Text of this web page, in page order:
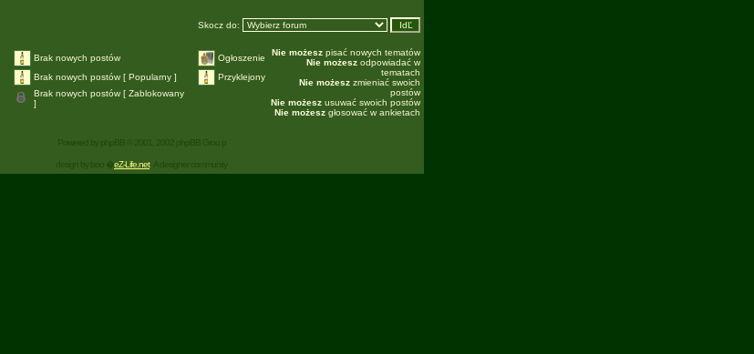
Skocz do:
Brak nowych postów
Ogłoszenie
Brak nowych postów [ Popularny ]
Przyklejony
Brak nowych postów [ Zablokowany
]
Nie możesz pisać nowych tematów
Nie możesz odpowiadać w
tematach
Nie możesz zmieniać swoich
postów
Nie możesz usuwać swoich postów
Nie możesz głosować w ankietach
eZ-Life.netA designer community